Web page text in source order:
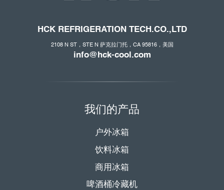
HCK REFRIGERATION TECH.CO.,LTD
2108 N ST，STE N 萨克拉门托，CA 95816，美国
info@hck-cool.com
我们的产品
户外冰箱
饮料冰箱
商用冰箱
啤酒桶冷藏机